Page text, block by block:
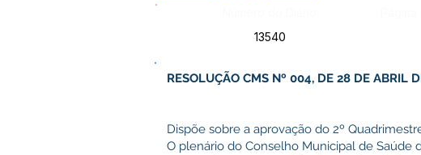
13540
RESOLUÇÃO CMS Nº 004, DE 28 DE ABRIL
Dispõe sobre a aprovação do 2º
O plenário do Conselho Municipal de Saúde